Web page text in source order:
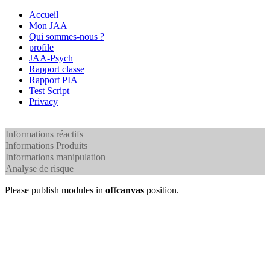
Accueil
Mon JAA
Qui sommes-nous ?
profile
JAA-Psych
Rapport classe
Rapport PIA
Test Script
Privacy
Informations réactifs
Informations Produits
Informations manipulation
Analyse de risque
Please publish modules in offcanvas position.